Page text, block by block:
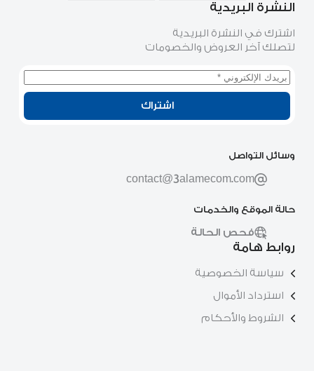
وسائل التواصل
contact@3alamecom.com
حالة الموقع والخدمات
فحص الحالة
روابط هامة
سياسة الخصوصية
استرداد الأموال
الشروط والأحكام
النشرة البريدية
اشترك في النشرة البريدية
لتصلك آخر العروض والخصومات
اشتراك